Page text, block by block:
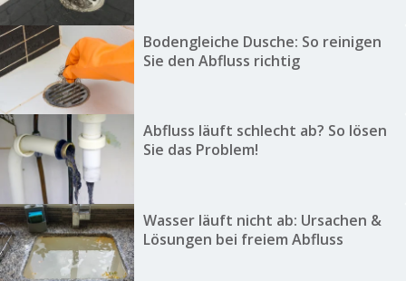
Bodengleiche Dusche: So reinigen
Sie den Abfluss richtig
Abfluss läuft schlecht ab? So lösen
Sie das Problem!
Wasser läuft nicht ab: Ursachen &
Lösungen bei freiem Abfluss